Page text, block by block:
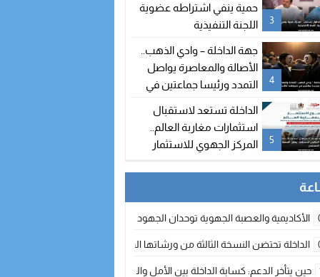
3
حمية ينفي اشتراطه عضوية
اللجنة التنفيذية
4
جهة الداخلة – وادي الذهب..
الأصالة والمعاصرة يواصل
التمدد ورئيسا جماعتين في
5
الداخلة تستعد لاستقبال
استثمارات مغاربة العالم..
المركز الجهوي للاستثمار
الأكاديمية والعصبة الجهوية توحدان الجهود لتطوير الممارسة الكروية بجهة
الداخلة تحتضن النسخة الثالثة من ورشاتها الدولية: تكوين متخصص في التراث
حين يتأخر الدعم: كسابة الداخلة بين الأمل والقلق ؟